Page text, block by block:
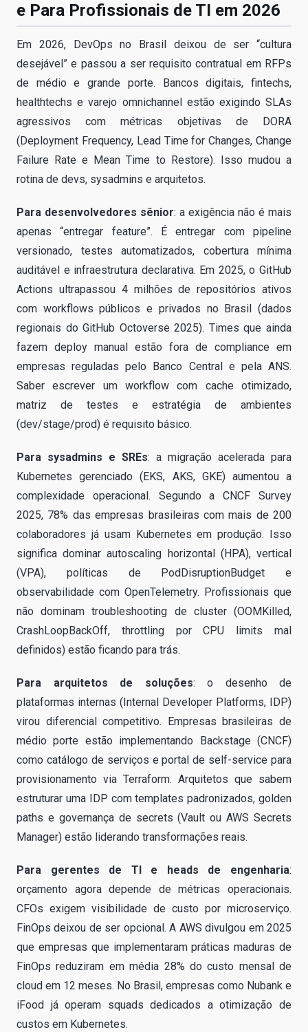
e Para Profissionais de TI em 2026
Em 2026, DevOps no Brasil deixou de ser “cultura
desejável” e passou a ser requisito contratual em RFPs
de médio e grande porte. Bancos digitais, fintechs,
healthtechs e varejo omnichannel estão exigindo SLAs
agressivos com métricas objetivas de DORA
(Deployment Frequency, Lead Time for Changes, Change
Failure Rate e Mean Time to Restore). Isso mudou a
rotina de devs, sysadmins e arquitetos.
Para desenvolvedores sênior: a exigência não é mais
apenas “entregar feature”. É entregar com pipeline
versionado, testes automatizados, cobertura mínima
auditável e infraestrutura declarativa. Em 2025, o GitHub
Actions ultrapassou 4 milhões de repositórios ativos
com workflows públicos e privados no Brasil (dados
regionais do GitHub Octoverse 2025). Times que ainda
fazem deploy manual estão fora de compliance em
empresas reguladas pelo Banco Central e pela ANS.
Saber escrever um workflow com cache otimizado,
matriz de testes e estratégia de ambientes
(dev/stage/prod) é requisito básico.
Para sysadmins e SREs: a migração acelerada para
Kubernetes gerenciado (EKS, AKS, GKE) aumentou a
complexidade operacional. Segundo a CNCF Survey
2025, 78% das empresas brasileiras com mais de 200
colaboradores já usam Kubernetes em produção. Isso
significa dominar autoscaling horizontal (HPA), vertical
(VPA), políticas de PodDisruptionBudget e
observabilidade com OpenTelemetry. Profissionais que
não dominam troubleshooting de cluster (OOMKilled,
CrashLoopBackOff, throttling por CPU limits mal
definidos) estão ficando para trás.
Para arquitetos de soluções: o desenho de
plataformas internas (Internal Developer Platforms, IDP)
virou diferencial competitivo. Empresas brasileiras de
médio porte estão implementando Backstage (CNCF)
como catálogo de serviços e portal de self-service para
provisionamento via Terraform. Arquitetos que sabem
estruturar uma IDP com templates padronizados, golden
paths e governança de secrets (Vault ou AWS Secrets
Manager) estão liderando transformações reais.
Para gerentes de TI e heads de engenharia:
orçamento agora depende de métricas operacionais.
CFOs exigem visibilidade de custo por microserviço.
FinOps deixou de ser opcional. A AWS divulgou em 2025
que empresas que implementaram práticas maduras de
FinOps reduziram em média 28% do custo mensal de
cloud em 12 meses. No Brasil, empresas como Nubank e
iFood já operam squads dedicados a otimização de
custos em Kubernetes.